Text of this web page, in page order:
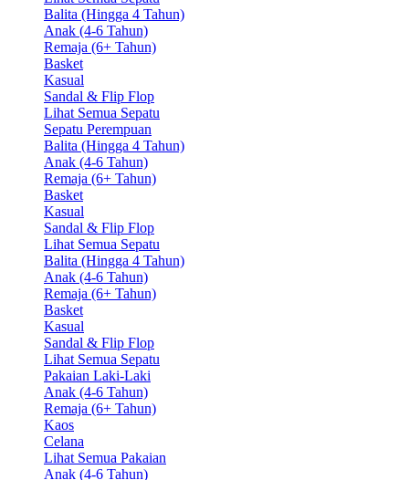
Balita (Hingga 4 Tahun)
Anak (4-6 Tahun)
Remaja (6+ Tahun)
Basket
Kasual
Sandal & Flip Flop
Lihat Semua Sepatu
Sepatu Perempuan
Balita (Hingga 4 Tahun)
Anak (4-6 Tahun)
Remaja (6+ Tahun)
Basket
Kasual
Sandal & Flip Flop
Lihat Semua Sepatu
Balita (Hingga 4 Tahun)
Anak (4-6 Tahun)
Remaja (6+ Tahun)
Basket
Kasual
Sandal & Flip Flop
Lihat Semua Sepatu
Pakaian Laki-Laki
Anak (4-6 Tahun)
Remaja (6+ Tahun)
Kaos
Celana
Lihat Semua Pakaian
Anak (4-6 Tahun)